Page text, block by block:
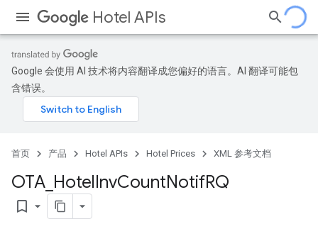
Hotel APIs
Google 会使用 AI 技术将内容翻译成您偏好的语言。AI 翻译可能包
含错误。
首页 产品 Hotel APIs Hotel Prices XML 参考文档
OTA HotelInvCountNotifRQ
bookmark_border